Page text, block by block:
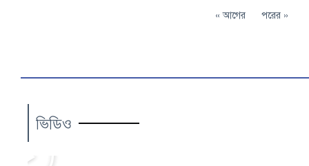
« আগের পরের »
ভিডিও